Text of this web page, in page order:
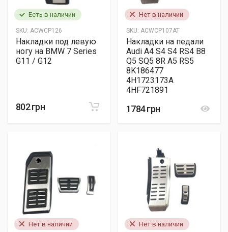
Есть в наличии
SKU: ACWCP126
Накладки под левую
ногу на BMW 7 Series
G11 / G12
802 грн
Нет в наличии
SKU: ACWCP107AT
Накладки на педали
Audi A4 S4 S4 RS4 B8
Q5 SQ5 8R A5 RS5
8K186477
4H1723173A
4HF721891
1784 грн
Нет в наличии Нет в наличии